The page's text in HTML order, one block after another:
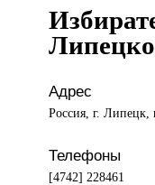
Адрес
Россия, г. Липецк,
Телефоны
[4742] 228461